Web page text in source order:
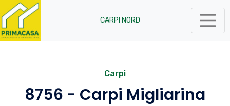
CARPI NORD
Carpi
8756 - Carpi Migliarina